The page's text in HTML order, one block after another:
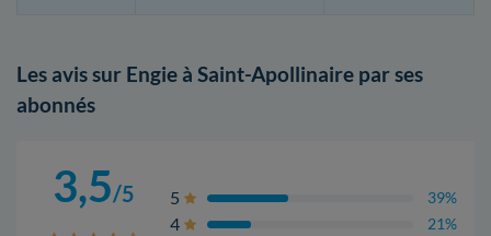
Les avis sur Engie à Saint-Apollinaire par ses
abonnés
3,5/5 5 39%
4 21%